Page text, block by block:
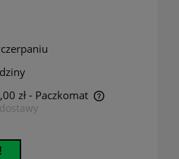
zł - Paczkomat
kosztów płatności